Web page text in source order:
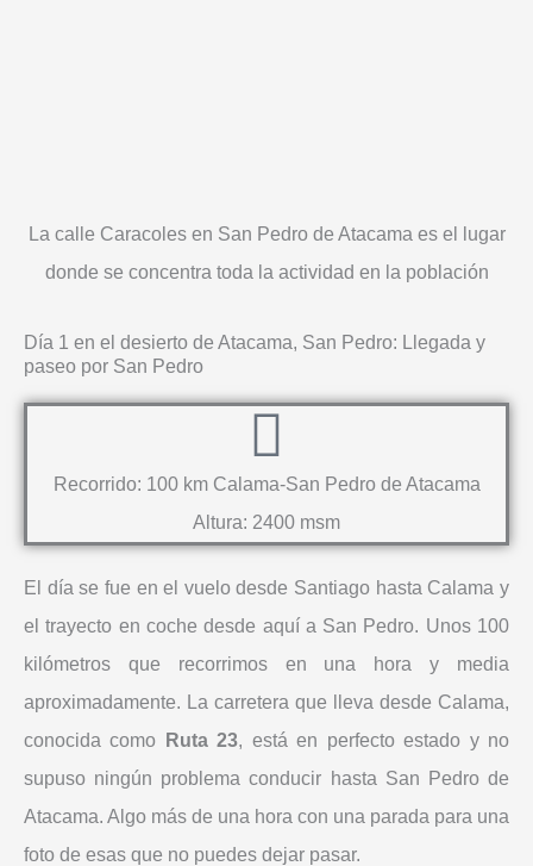
La calle Caracoles en San Pedro de Atacama es el lugar
donde se concentra toda la actividad en la población
Día 1 en el desierto de Atacama, San Pedro: Llegada y
paseo por San Pedro
Recorrido: 100 km Calama-San Pedro de Atacama
Altura: 2400 msm
El día se fue en el vuelo desde Santiago hasta Calama y
el trayecto en coche desde aquí a San Pedro. Unos 100
kilómetros que recorrimos en una hora y media
aproximadamente. La carretera que lleva desde Calama,
conocida como
Ruta 23, está en perfecto estado y no
supuso ningún problema conducir hasta San Pedro de
Atacama. Algo más de una hora con una parada para una
foto de esas que no puedes dejar pasar.